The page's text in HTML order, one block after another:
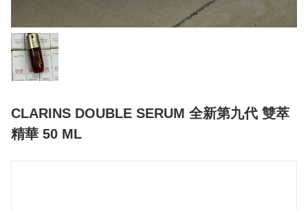
CLARINS DOUBLE SERUM 全新第九代 雙萃
精華 50 ML